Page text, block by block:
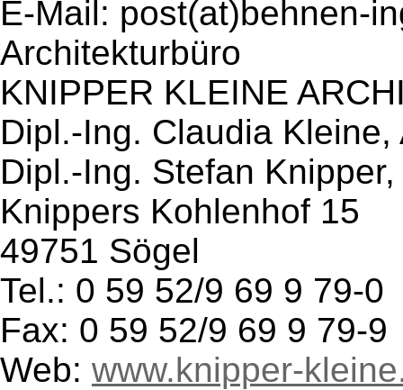
E-Mail: post(at)behnen-
Architekturbüro
KNIPPER KLEINE
Dipl.-Ing. Claudia Kleine,
Dipl.-Ing. Stefan
Knippers Kohlenhof 15
49751 Sögel
Tel.: 0 59 52/9 69 9 79-0
Fax: 0 59 52/9 69 9 79-9
Web: www.knipper-